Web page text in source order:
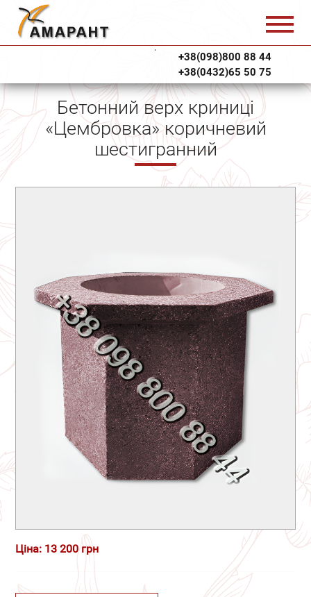
+38(098)800 88 44
+38(0432)65 50 75
Бетонний верх криниці
«Цембровка» коричневий
шестигранний
Ціна: 13 200 грн